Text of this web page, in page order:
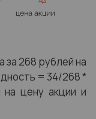
за 268 рублей на
= 34/268 *
цену акции и